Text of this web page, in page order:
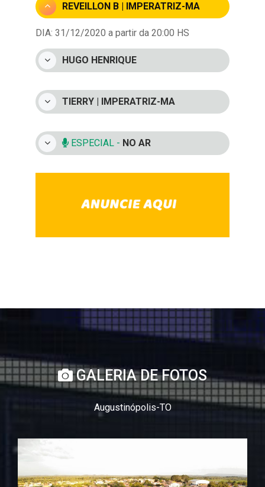
REVEILLON B | IMPERATRIZ-MA
DIA: 31/12/2020 a partir da 20:00 HS
HUGO HENRIQUE
TIERRY | IMPERATRIZ-MA
ESPECIAL - NO AR
GALERIA DE FOTOS
Augustinópolis-TO